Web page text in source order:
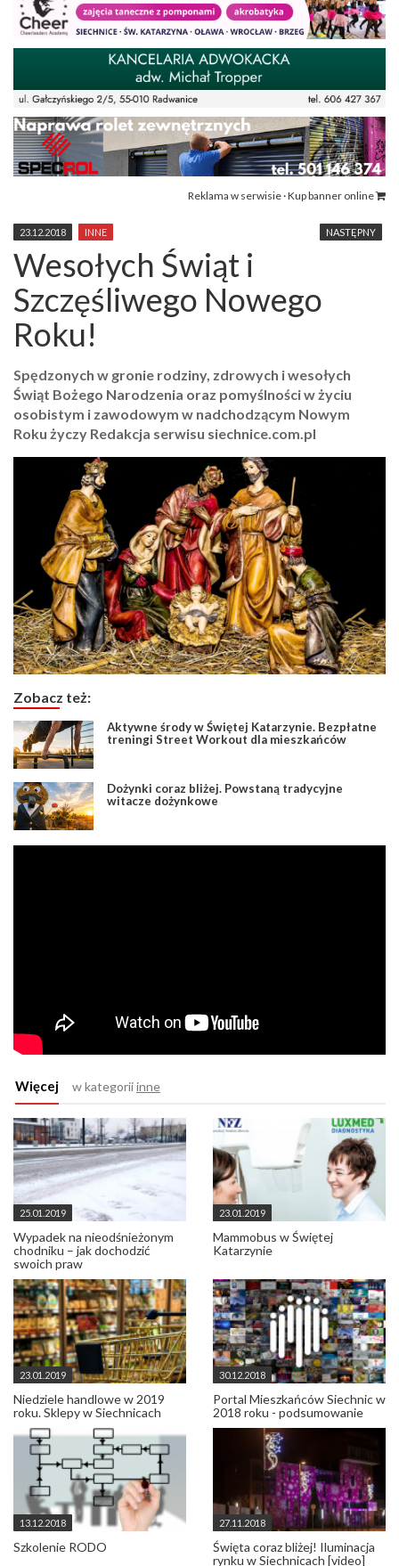
Reklama w serwisie · Kup banner online
NASTĘPNY
23.12.2018 INNE
Wesołych Świąt i
Szczęśliwego Nowego
Roku!
Spędzonych w gronie rodziny, zdrowych i wesołych
Świąt Bożego Narodzenia oraz pomyślności w życiu
osobistym i zawodowym w nadchodzącym Nowym
Roku życzy Redakcja serwisu siechnice.com.pl
Zobacz też:
Aktywne środy w Świętej Katarzynie. Bezpłatne
treningi Street Workout dla mieszkańców
Dożynki coraz bliżej. Powstaną tradycyjne
witacze dożynkowe
Więcej w kategoriiinne
25.01.2019
Wypadek na nieodśnieżonym
chodniku – jak dochodzić
swoich praw
23.01.2019
Mammobus w Świętej
Katarzynie
23.01.2019
Niedziele handlowe w 2019
roku. Sklepy w Siechnicach
30.12.2018
Portal Mieszkańców Siechnic w
2018 roku - podsumowanie
13.12.2018
Szkolenie RODO
27.11.2018
Święta coraz bliżej! Iluminacja
rynku w Siechnicach [video]